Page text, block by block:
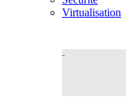
Virtualisation